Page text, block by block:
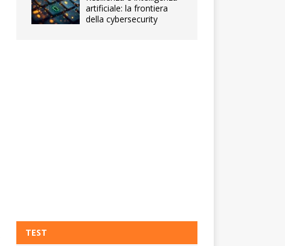
artificiale: la frontiera
della cybersecurity
TEST